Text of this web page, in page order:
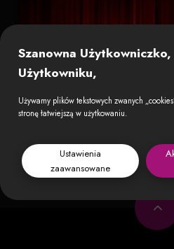
NKP Podhale Nowy Targ -
Mecz 3. kolejki rozgrywek o mistrzostwo
Bilecik.pl...
Szanowna
Użytkowniku,
Używamy plików tekstowych zwanych
stronę łatwiejszą w użytkowaniu.
Ustawienia
zaawansowane